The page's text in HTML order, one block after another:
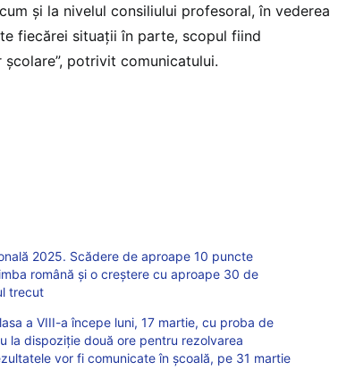
și la nivelul consiliului profesoral, în vederea
fiecărei situații în parte, scopul fiind
potrivit comunicatului.
2025. Scădere de aproape 10 puncte
română și o creștere cu aproape 30 de
trecut
a VIII-a începe luni, 17 martie, cu proba de
la dispoziție două ore pentru rezolvarea
vor fi comunicate în școală, pe 31 martie